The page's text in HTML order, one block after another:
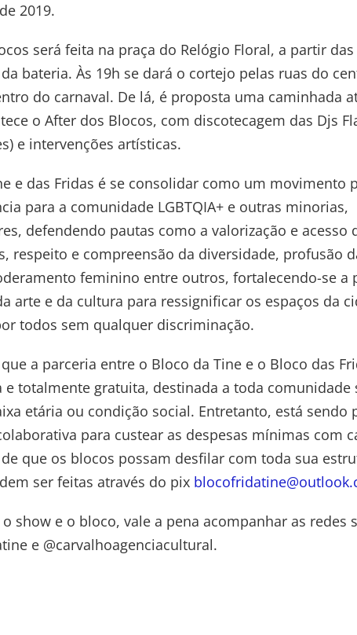
2019.
será feita na praça do Relógio Floral, a partir das
bateria. Às 19h se dará o cortejo pelas ruas do
do carnaval. De lá, é proposta uma caminhada
o After dos Blocos, com discotecagem das Djs
e intervenções artísticas.
e das Fridas é se consolidar como um movimento
para a comunidade LGBTQIA+ e outras minorias,
defendendo pautas como a valorização e acesso
respeito e compreensão da diversidade, profusão
feminino entre outros, fortalecendo-se a
arte e da cultura para ressignificar os espaços da
todos sem qualquer discriminação.
a parceria entre o Bloco da Tine e o Bloco das
e totalmente gratuita, destinada a toda comunidade
etária ou condição social. Entretanto, está sendo
para custear as despesas mínimas com
que os blocos possam desfilar com toda sua
ser feitas através do pix
show e o bloco, vale a pena acompanhar as redes
e @carvalhoagenciacultural.